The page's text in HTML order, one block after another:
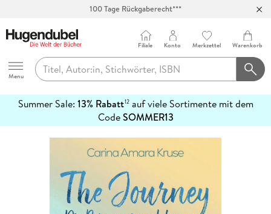
100 Tage Rückgaberecht***
Hugendubel
Menu
Filiale Konto Merkzettel Warenkorb
Summer Sale: 13% Rabatt12auf viele Sortimente mit dem
CodeSOMMER13
erfahren